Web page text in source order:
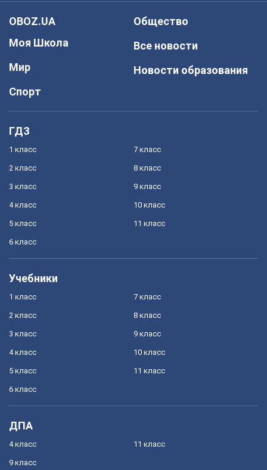
OBOZ.UA
Моя Школа
Мир
Спорт
Общество
Все новости
Новости образования
ГДЗ
1 класс
2 класс
3 класс
4 класс
5 класс
6 класс
7 класс
8 класс
9 класс
10 класс
11 класс
Учебники
1 класс
2 класс
3 класс
4 класс
5 класс
6 класс
7 класс
8 класс
9 класс
10 класс
11 класс
ДПА
4 класс
9 класс
11 класс